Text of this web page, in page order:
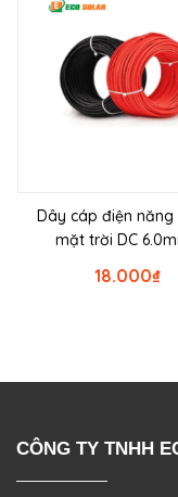
Dây cáp điện năng
mặt trời DC
₫
18.000
CÔNG TY TNHH